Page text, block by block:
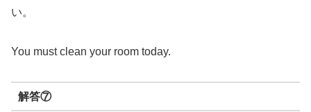
い。
You must clean your room today.
解答⑦